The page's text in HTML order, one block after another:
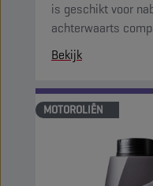
is geschikt voor
achterwaarts
Bekijk
MOTOROLIËN